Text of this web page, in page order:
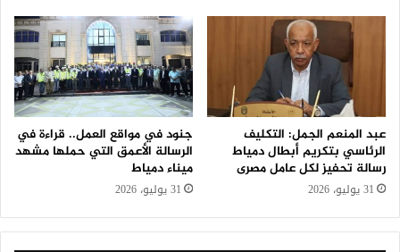
عبد المنعم الجمل: التكليف
الرئاسي بتكريم أبطال دمياط
رسالة تحفيز لكل عامل مصرى
31 يوليو، 2026
جنود في مواقع العمل.. قراءة في
الرسالة الأعمق التي حملها مشهد
ميناء دمياط
31 يوليو، 2026